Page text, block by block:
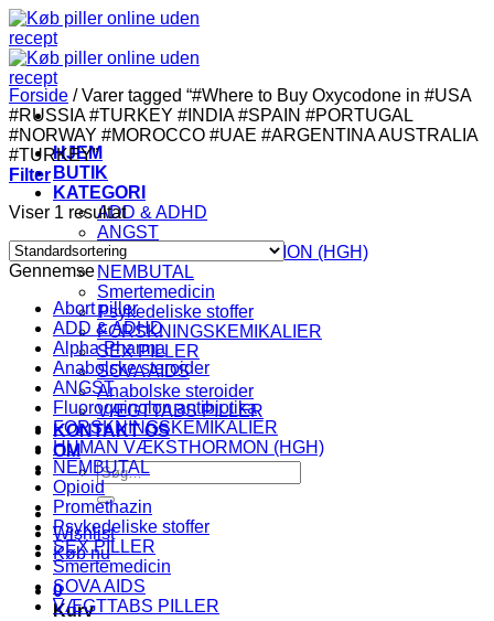
Fortsæt
til
indhold
HJEM
BUTIK
KATEGORI
ADD & ADHD
ANGST
HUMAN VÆKSTHORMON (HGH)
NEMBUTAL
Smertemedicin
Psykedeliske stoffer
FORSKNINGSKEMIKALIER
SEX PILLER
SOVA AIDS
Anabolske steroider
VÆGTTABS PILLER
KONTAKT OS
OM
Søg
efter:
Wishlist
Køb nu
0
Kurv
Forside /Varer tagged “#Where to Buy Oxycodone in #USA
#RUSSIA #TURKEY #INDIA #SPAIN #PORTUGAL
#NORWAY #MOROCCO #UAE #ARGENTINA AUSTRALIA
#TURKEY”
Filter
Viser 1 resultat
Gennemse
Abort piller
ADD & ADHD
Alpha Pharma
Anabolske steroider
ANGST
Fluoroquinolon antibiotika
FORSKNINGSKEMIKALIER
HUMAN VÆKSTHORMON (HGH)
NEMBUTAL
Opioid
Promethazin
Psykedeliske stoffer
SEX PILLER
Smertemedicin
SOVA AIDS
VÆGTTABS PILLER